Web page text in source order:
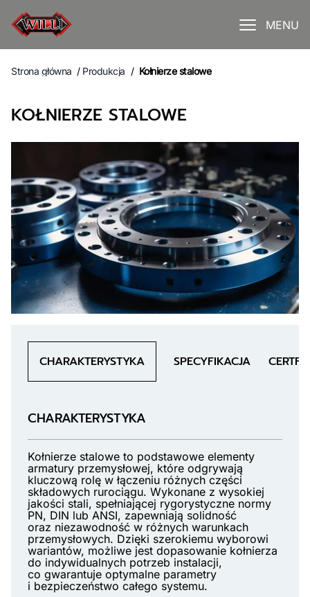
MENU
Strona główna / Produkcja / Kołnierze stalowe
KOŁNIERZE STALOWE
CHARAKTERYSTYKA SPECYFIKACJA
CHARAKTERYSTYKA
Kołnierze stalowe to podstawowe elementy
armatury przemysłowej, które odgrywają
kluczową rolę w łączeniu różnych części
składowych rurociągu. Wykonane z wysokiej
jakości stali, spełniającej rygorystyczne normy
PN, DIN lub ANSI, zapewniają solidność
oraz niezawodność w różnych warunkach
przemysłowych. Dzięki szerokiemu wyborowi
wariantów, możliwe jest dopasowanie kołnierza
do indywidualnych potrzeb instalacji,
co gwarantuje optymalne parametry
i bezpieczeństwo całego systemu.